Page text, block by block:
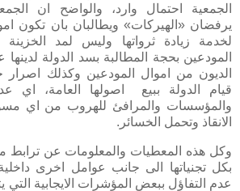
الجمعية احتمال وارد، والواضح ان
يرفضان «الهيركات» ويطالبان بان تكون
لخدمة زيادة ثرواتها وليس لمد
المودعين بحجة المطالبة بسد الدولة
الديون من اموال المودعين وكذلك
قيام الدولة ببيع اصولها العامة، اي
والمؤسسات والمرافئ للهروب من اي
الانقاذ وتحمل الخسائر.
وكل هذه المعطيات والمعلومات عن ترابط
بكل تجنياتها الى جانب عوامل اخرى
عدم التفاؤل ببعض المؤشرات الايجابية التي